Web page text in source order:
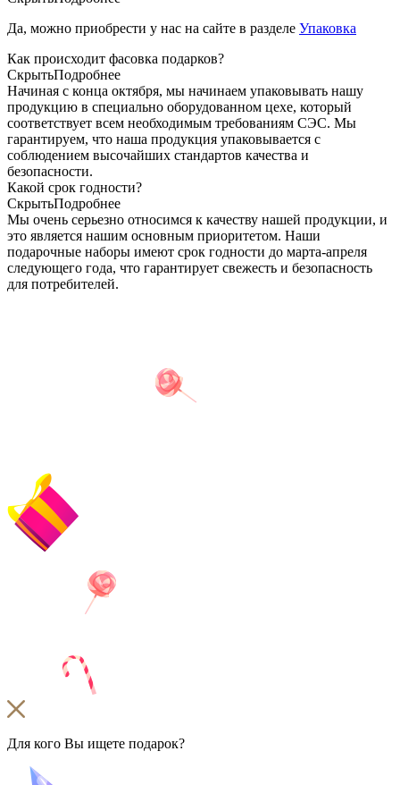
Да, можно приобрести у нас на сайте в разделе Упаковка
Как происходит фасовка подарков?
СкрытьПодробнее
Начиная с конца октября, мы начинаем упаковывать нашу
продукцию в специально оборудованном цехе, который
соответствует всем необходимым требованиям СЭС. Мы
гарантируем, что наша продукция упаковывается с
соблюдением высочайших стандартов качества и
безопасности.
Какой срок годности?
СкрытьПодробнее
Мы очень серьезно относимся к качеству нашей продукции, и
это является нашим основным приоритетом. Наши
подарочные наборы имеют срок годности до марта-апреля
следующего года, что гарантирует свежесть и безопасность
для потребителей.
Для кого Вы ищете подарок?